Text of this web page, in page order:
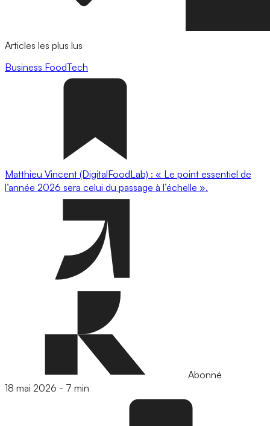
Articles les plus lus
Business FoodTech
Matthieu Vincent (DigitalFoodLab) : « Le point essentiel de
l’année 2026 sera celui du passage à l’échelle ».
Abonné
18 mai 2026 - 7 min